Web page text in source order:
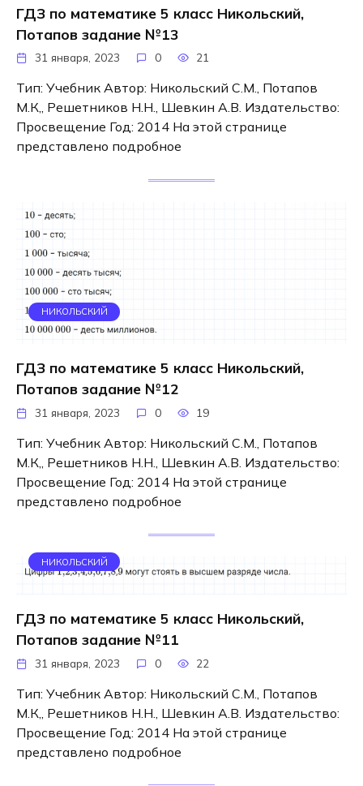
ГДЗ по математике 5 класс Никольский,
Потапов задание №13
31 января, 2023 0 21
Тип: Учебник Автор: Никольский С.М., Потапов
М.К,, Решетников Н.Н., Шевкин А.В. Издательство:
Просвещение Год: 2014 На этой странице
представлено подробное
НИКОЛЬСКИЙ
ГДЗ по математике 5 класс Никольский,
Потапов задание №12
31 января, 2023 0 19
Тип: Учебник Автор: Никольский С.М., Потапов
М.К,, Решетников Н.Н., Шевкин А.В. Издательство:
Просвещение Год: 2014 На этой странице
представлено подробное
НИКОЛЬСКИЙ
ГДЗ по математике 5 класс Никольский,
Потапов задание №11
31 января, 2023 0 22
Тип: Учебник Автор: Никольский С.М., Потапов
М.К,, Решетников Н.Н., Шевкин А.В. Издательство:
Просвещение Год: 2014 На этой странице
представлено подробное